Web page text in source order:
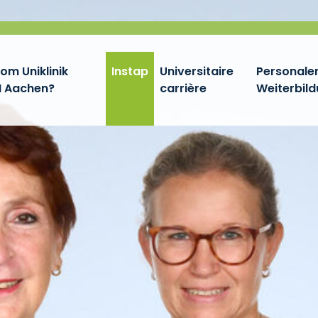
Uniklinik
Aachen?
Instap
Universitaire
carrière